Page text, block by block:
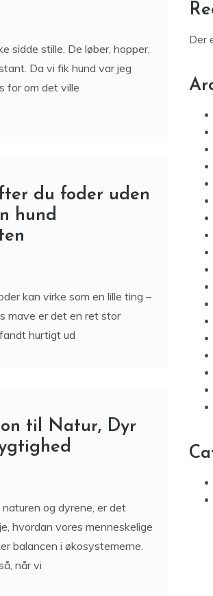
sidde stille. De løber, hopper,
Da vi fik hund var jeg
for om det ville
du foder uden
hund
kan virke som en lille ting –
mave er det en ret stor
hurtigt ud
til Natur, Dyr
og dyrene, er det
hvordan vores menneskelige
balancen i økosystemerne.
når vi
Der